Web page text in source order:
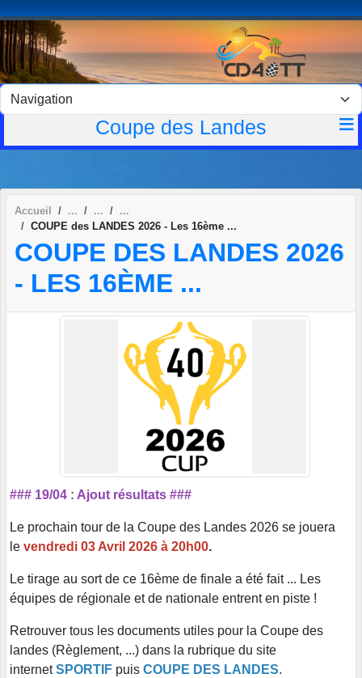
Coupe des Landes
Accueil
COUPE des LANDES 2026 - Les 16ème ...
COUPE DES LANDES 2026
- LES 16ÈME ...
### 19/04 : Ajout résultats ###
Le prochain tour de la Coupe des Landes 2026 se jouera
le vendredi 03 Avril 2026 à 20h00.
Le tirage au sort de ce 16ème de finale a été fait ... Les
équipes de régionale et de nationale entrent en piste !
Retrouver tous les documents utiles pour la Coupe des
landes (Règlement, ...) dans la rubrique du site
internetSPORTIF puis COUPE DES LANDES.